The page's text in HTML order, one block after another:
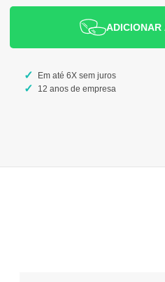
ADICIONAR
Em até 6X sem juros
12 anos de empresa